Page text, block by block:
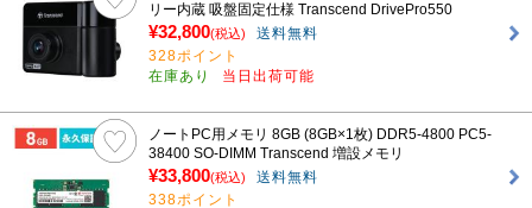
リー内蔵 吸盤固定仕様 Transcend DrivePro550
¥32,800(税込)
送料無料
328ポイント
在庫あり
当日出荷可能
ノートPC用メモリ 8GB (8GB×1枚) DDR5-4800 PC5-
38400 SO-DIMM Transcend 増設メモリ
¥33,800(税込)
送料無料
338ポイント